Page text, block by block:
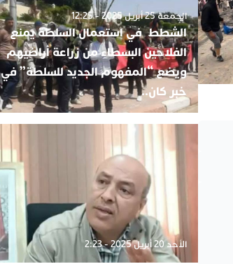
الجمعة 25 أبريل 2025 - 12:25
الشطط في استعمال السلطة يمنع
الفلاحين البسطاء من زراعة أراضيهم
ويضع “المفهوم الجديد للسلطة” في
خبر كان..
الأحد 20 أبريل 2025 - 2:23